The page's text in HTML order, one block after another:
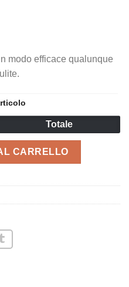
modo efficace qualunque
Totale
CARRELLO